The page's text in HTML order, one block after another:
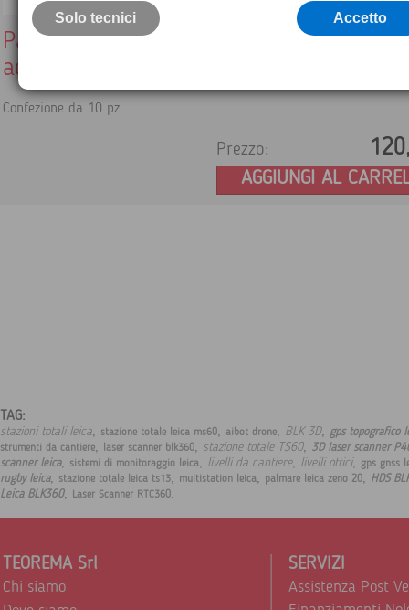
Palina in legno bianco/rosso con
acciaio altezza 1.60 m
Confezione da 10 pz.
Prezzo:
AGGIUNGI AL
TAG:
stazioni totali leica, stazione totale leica ms60, aibot drone, BLK 3D, gps topografico
strumenti da cantiere, laser scanner blk360, stazione totale TS60, 3D laser scanner
scanner leica, sistemi di monitoraggio leica, livelli da cantiere, livelli ottici, gps gnss
rugby leica, stazione totale leica ts13, multistation leica, palmare leica zeno 20, HDS
Leica BLK360, Laser Scanner RTC360.
TEOREMA Srl
Chi siamo
SERVIZI
Assistenza Post
Solo tecnici Accetto